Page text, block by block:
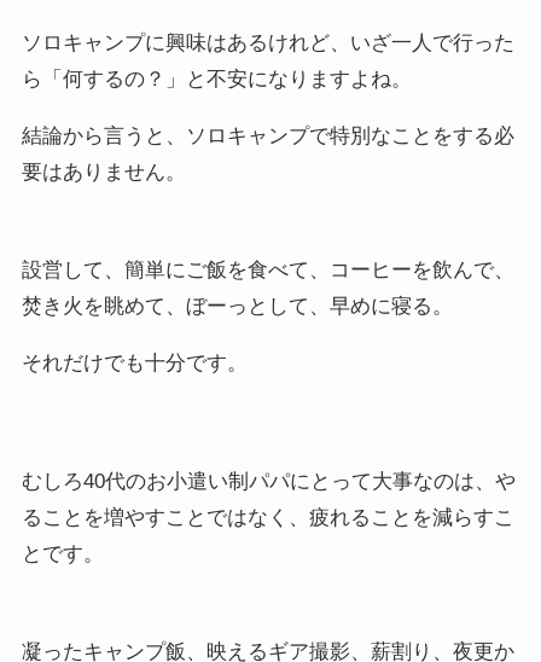
ソロキャンプに興味はあるけれど、いざ一人で行った
ら「何するの？」と不安になりますよね。
結論から言うと、ソロキャンプで特別なことをする必
要はありません。
設営して、簡単にご飯を食べて、コーヒーを飲んで、
焚き火を眺めて、ぼーっとして、早めに寝る。
それだけでも十分です。
むしろ40代のお小遣い制パパにとって大事なのは、や
ることを増やすことではなく、疲れることを減らすこ
とです。
凝ったキャンプ飯、映えるギア撮影、薪割り、夜更か